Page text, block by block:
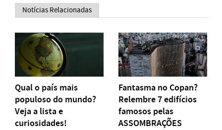
Notícias Relacionadas
Qual o país mais
populoso do mundo?
Veja a lista e
curiosidades!
Fantasma no Copan?
Relembre 7 edifícios
famosos pelas
ASSOMBRAÇÕES